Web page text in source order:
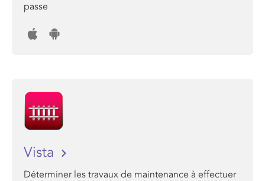
passe
Vista
Déterminer les travaux de maintenance à effectuer